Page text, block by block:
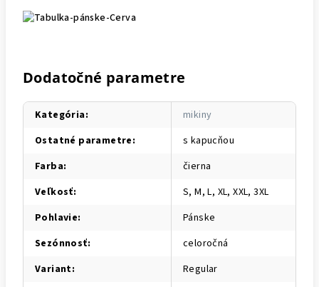
Dodatočné parametre
Kategória:
mikiny
Ostatné parametre:
s kapucňou
Farba:
čierna
Veľkosť:
S, M, L, XL, XXL, 3XL
Pohlavie:
Pánske
Sezónnosť:
celoročná
Variant:
Regular